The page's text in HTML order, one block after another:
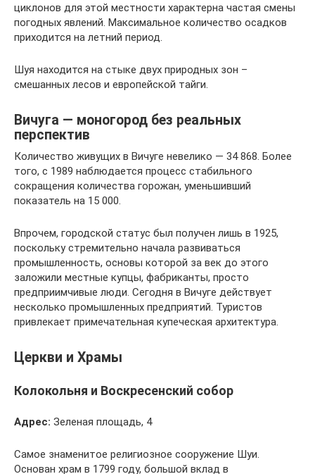
циклонов для этой местности характерна частая смены
погодных явлений. Максимальное количество осадков
приходится на летний период.
Шуя находится на стыке двух природных зон –
смешанных лесов и европейской тайги.
Вичуга — моногород без реальных
перспектив
Количество живущих в Вичуге невелико — 34 868. Более
того, с 1989 наблюдается процесс стабильного
сокращения количества горожан, уменьшивший
показатель на 15 000.
Впрочем, городской статус был получен лишь в 1925,
поскольку стремительно начала развиваться
промышленность, основы которой за век до этого
заложили местные купцы, фабриканты, просто
предприимчивые люди. Сегодня в Вичуге действует
несколько промышленных предприятий. Туристов
привлекает примечательная купеческая архитектура.
Церкви и Храмы
Колокольня и Воскресенский собор
Адрес: Зеленая площадь, 4
Самое знаменитое религиозное сооружение Шуи.
Основан храм в 1799 году, большой вклад в